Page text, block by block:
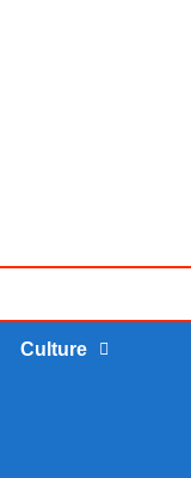
Culture